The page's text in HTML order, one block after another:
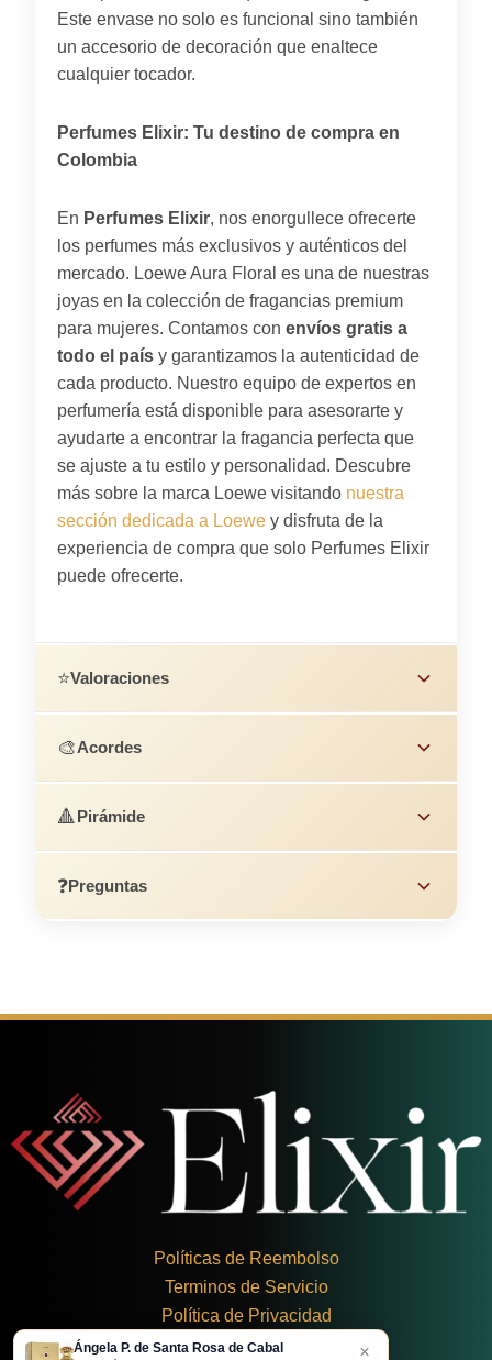
Este envase no solo es funcional sino también
un accesorio de decoración que enaltece
cualquier tocador.
Perfumes Elixir: Tu destino de compra en
Colombia
En Perfumes Elixir, nos enorgullece ofrecerte
los perfumes más exclusivos y auténticos del
mercado. Loewe Aura Floral es una de nuestras
joyas en la colección de fragancias premium
para mujeres. Contamos con envíos gratis a
todo el país y garantizamos la autenticidad de
cada producto. Nuestro equipo de expertos en
perfumería está disponible para asesorarte y
ayudarte a encontrar la fragancia perfecta que
se ajuste a tu estilo y personalidad. Descubre
más sobre la marca Loewe visitando nuestra
sección dedicada a Loewe y disfruta de la
experiencia de compra que solo Perfumes Elixir
puede ofrecerte.
⭐Valoraciones
🎨Acordes
🔺Pirámide
❓Preguntas
Políticas de Reembolso
Terminos de Servicio
Política de Privacidad
+57 324 248 8379
Ángela P. de Santa Rosa de Cabal
×